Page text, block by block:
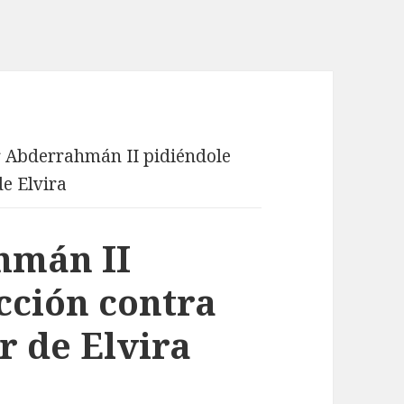
Abderrahmán II pidiéndole
Elvira
II
contra
de Elvira